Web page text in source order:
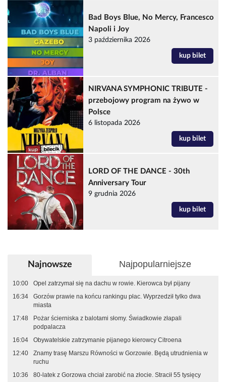
Bad Boys Blue, No Mercy, Francesco
Napoli i Joy
3 października 2026
kup bilet
NIRVANA SYMPHONIC TRIBUTE -
przebojowy program na żywo w
Polsce
6 listopada 2026
kup bilet
LORD OF THE DANCE - 30th
Anniversary Tour
9 grudnia 2026
kup bilet
Najnowsze Najpopularniejsze
10:00
Opel zatrzymał się na dachu w rowie. Kierowca był pijany
16:34
Gorzów prawie na końcu rankingu płac. Wyprzedził tylko dwa
miasta
17:48
Pożar ścierniska z balotami słomy. Świadkowie złapali
podpalacza
16:04
Obywatelskie zatrzymanie pijanego kierowcy Citroena
12:40
Znamy trasę Marszu Równości w Gorzowie. Będą utrudnienia w
ruchu
10:36
80-latek z Gorzowa chciał zarobić na złocie. Stracił 55 tysięcy